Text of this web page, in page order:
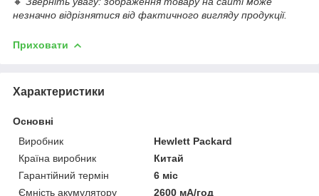
незначно відрізнятися від фактичного вигляду продукції.
Приховати
Характеристики
Основні
Виробник
Hewlett Packard
Країна виробник
Китай
Гарантійний термін
6 міс
Ємність акумулятору
2600 мА/год